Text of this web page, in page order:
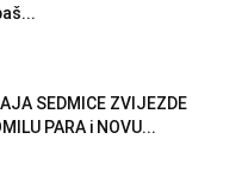
SEDMICE ZVIJEZDE
PARA i NOVU...